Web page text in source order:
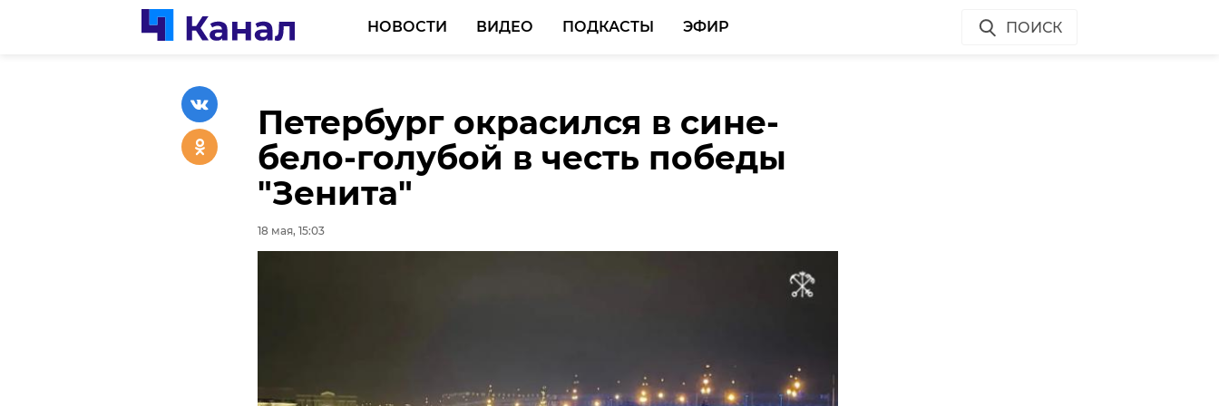
НОВОСТИ ВИДЕО ПОДКАСТЫ ЭФИР ПОИСК
Петербург окрасился в сине-
бело-голубой в честь победы
"Зенита"
18 мая, 15:03
Жителей Ленобласти
приглашают поддержать Елену
Нестерову в конкурсе "Земский
почтальон" до 25 мая
Спасатели Ленобласти за
неделю отреагировали на 28
происшествий
18 мая, 14:29